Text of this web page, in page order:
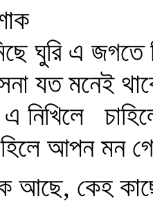
ঘুরি এ জগতে
যত মনেই
এ নিখিলে
আপন মন
আছে, কেহ